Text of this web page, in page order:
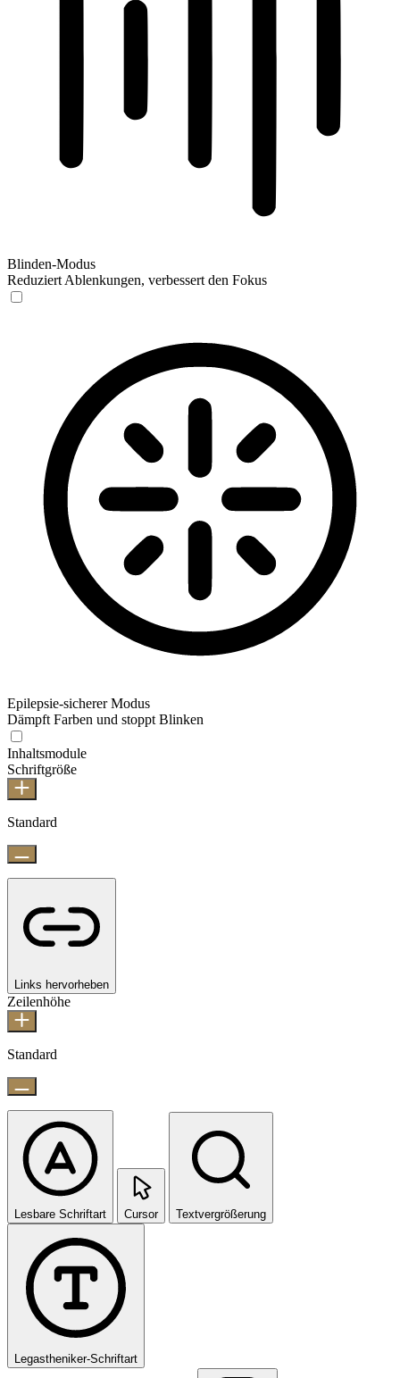
Blinden-Modus
Reduziert Ablenkungen, verbessert den Fokus
Epilepsie-sicherer Modus
Dämpft Farben und stoppt Blinken
Inhaltsmodule
Schriftgröße
Standard
Links hervorheben
Zeilenhöhe
Standard
Lesbare Schriftart Cursor Textvergrößerung
Legastheniker-Schriftart